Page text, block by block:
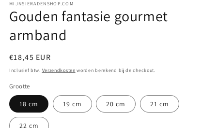
openen
in
modaal
MIJNSIERADENSHOP.COM
Gouden fantasie gourmet
armband
Normale
prijs
€18,45 EUR
Inclusief btw. Verzendkosten worden berekend bij de checkout.
Grootte
18 cm 19 cm 20 cm 21 cm
22 cm